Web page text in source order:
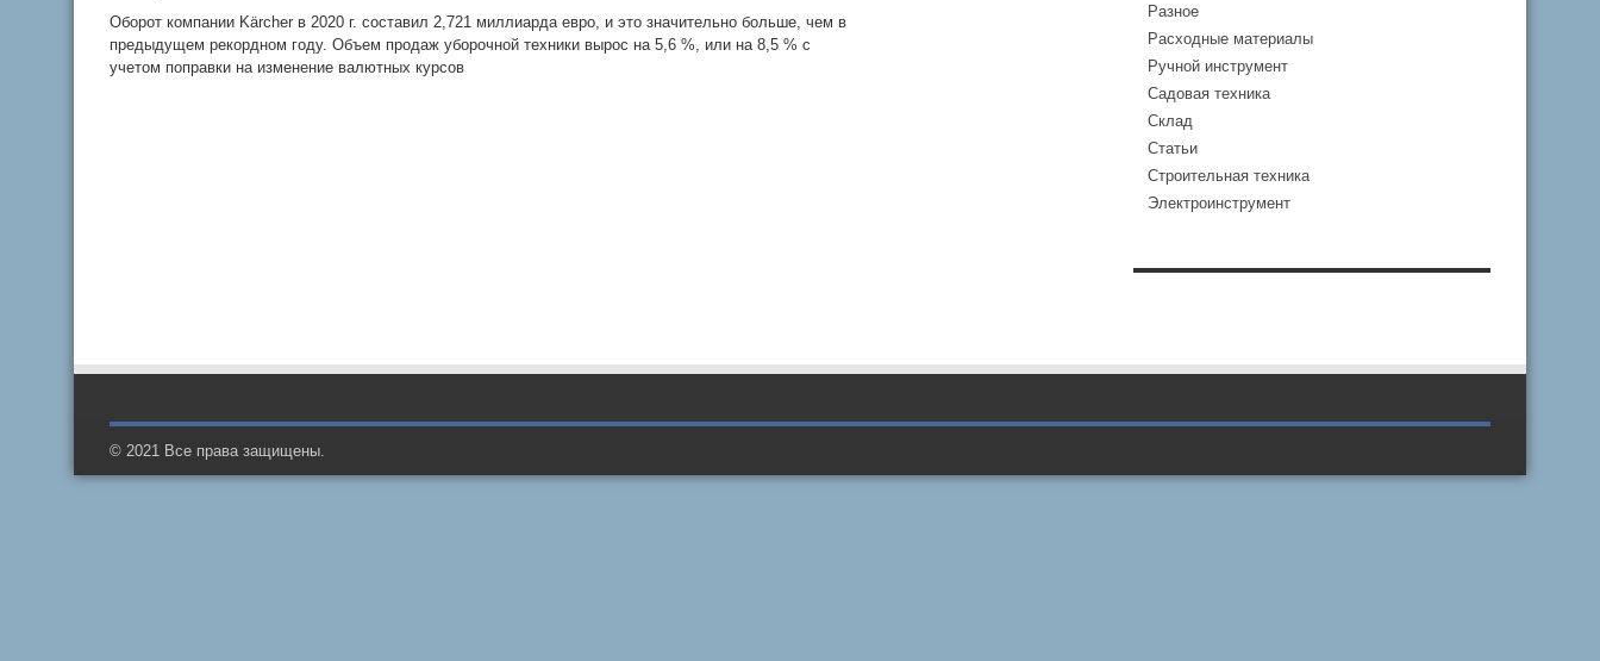
Оборот компании Kärcher в 2020 г. составил 2,721 миллиарда евро, и это значительно больше, чем в
предыдущем рекордном году. Объем продаж уборочной техники вырос на 5,6 %, или на 8,5 % с
учетом поправки на изменение валютных курсов
Разное
Расходные материалы
Ручной инструмент
Садовая техника
Склад
Статьи
Строительная техника
Электроинструмент
© 2021 Все права защищены.